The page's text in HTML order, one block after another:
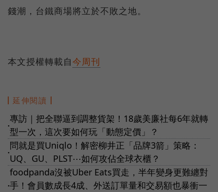
錢潮，台鐵商場將立於不敗之地。
本文授權轉載自今周刊
延伸閱讀
●
專訪｜把全聯逼到調整貨架！18歲美廉社每6年就轉
型一次，這次要如何玩「動態定價」？
●
問就是買Uniqlo！解密柳井正「品牌3箭」策略：
UQ、GU、PLST⋯如何攻佔全球衣櫃？
●
foodpanda沒被Uber Eats買走，半年變身更難纏對
手！會員數成長4成、外送訂單量和交易額也暴衝一